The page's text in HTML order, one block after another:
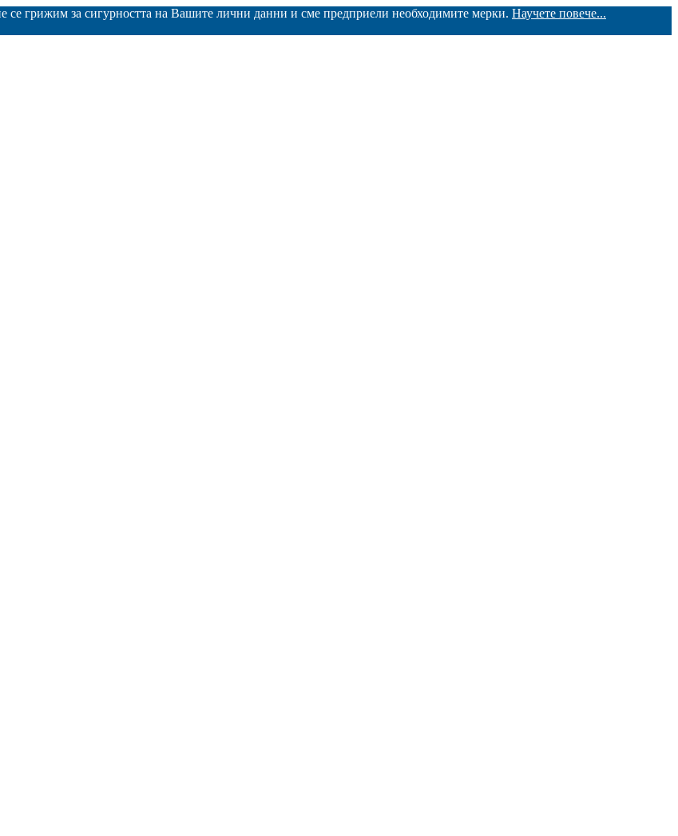
се грижим за сигурността на Вашите лични данни и сме предприели необходимите мерки. Научете повече...